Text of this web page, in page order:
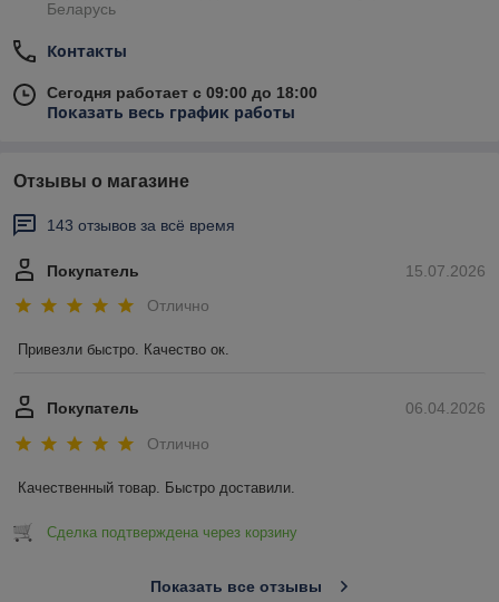
Беларусь
Контакты
Сегодня работает с 09:00 до 18:00
Показать весь график работы
Отзывы о магазине
143 отзывов за всё время
15.07.2026
Покупатель
Отлично
Привезли быстро. Качество ок.
06.04.2026
Покупатель
Отлично
Качественный товар. Быстро доставили.
Сделка подтверждена через корзину
Показать все отзывы